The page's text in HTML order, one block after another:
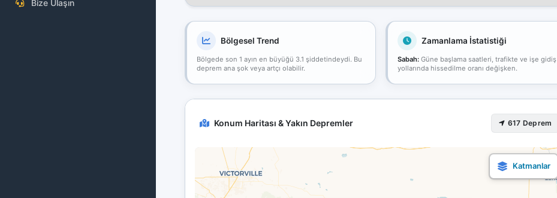
Bize Ulaşın
Bölgesel Trend
Bölgede son 1 ayın en büyüğü 3.1 şiddetindeydi. Bu
deprem ana şok veya artçı olabilir.
Zamanlama İstatistiği
Sabah:Güne başlama saatleri, trafikte ve işe gidiş
yollarında hissedilme oranı değişken.
Konum Haritası & Yakın Depremler 617 Deprem